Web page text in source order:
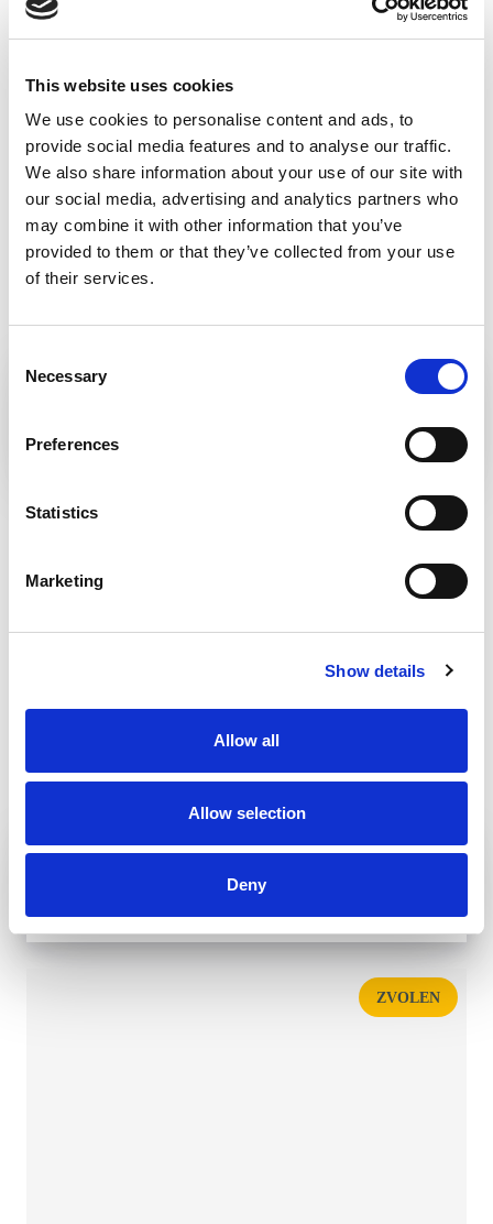
This website uses cookies
We use cookies to personalise content and ads, to
provide social media features and to analyse our traffic.
We also share information about your use of our site with
our social media, advertising and analytics partners who
may combine it with other information that you’ve
provided to them or that they’ve collected from your use
of their services.
Selection
Necessary
Preferences
Statistics
Marketing
Show details
Allow all
Allow selection
Deny
A BARBORA-ÚTVONAL
ZVOLEN
PUSTÝ-KASTÉLY
ZVOLEN